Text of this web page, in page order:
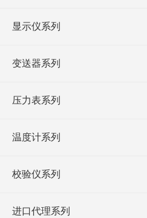
显示仪系列
变送器系列
压力表系列
温度计系列
校验仪系列
进口代理系列